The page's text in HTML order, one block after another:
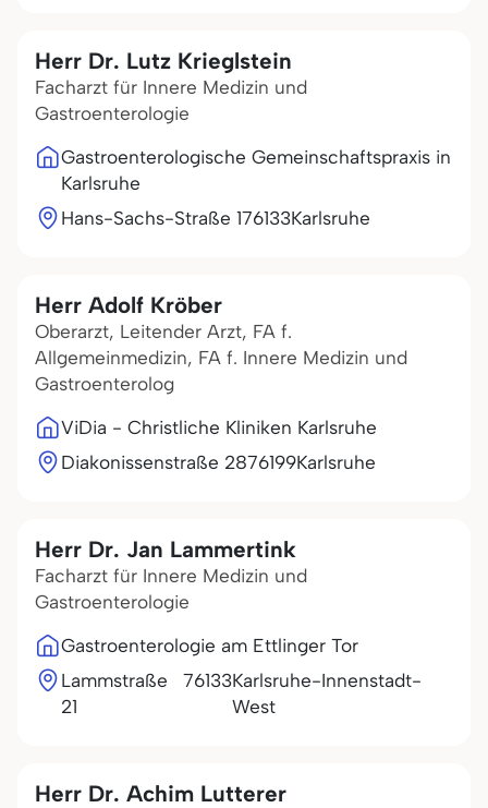
Herr Dr. Lutz Krieglstein
Facharzt für Innere Medizin und
Gastroenterologie
Gastroenterologische Gemeinschaftspraxis in
Karlsruhe
Hans-Sachs-Straße 176133Karlsruhe
Herr Adolf Kröber
Oberarzt, Leitender Arzt, FA f.
Allgemeinmedizin, FA f. Innere Medizin und
Gastroenterolog
ViDia - Christliche Kliniken Karlsruhe
Diakonissenstraße 2876199Karlsruhe
Herr Dr. Jan Lammertink
Facharzt für Innere Medizin und
Gastroenterologie
Gastroenterologie am Ettlinger Tor
Lammstraße
21
76133Karlsruhe-Innenstadt-
West
Herr Dr. Achim Lutterer